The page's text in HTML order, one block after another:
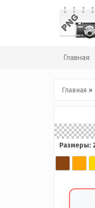
Главная
Главная »
Размеры: